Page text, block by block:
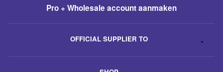
Pro + Wholesale account aanmaken
OFFICIAL SUPPLIER TO